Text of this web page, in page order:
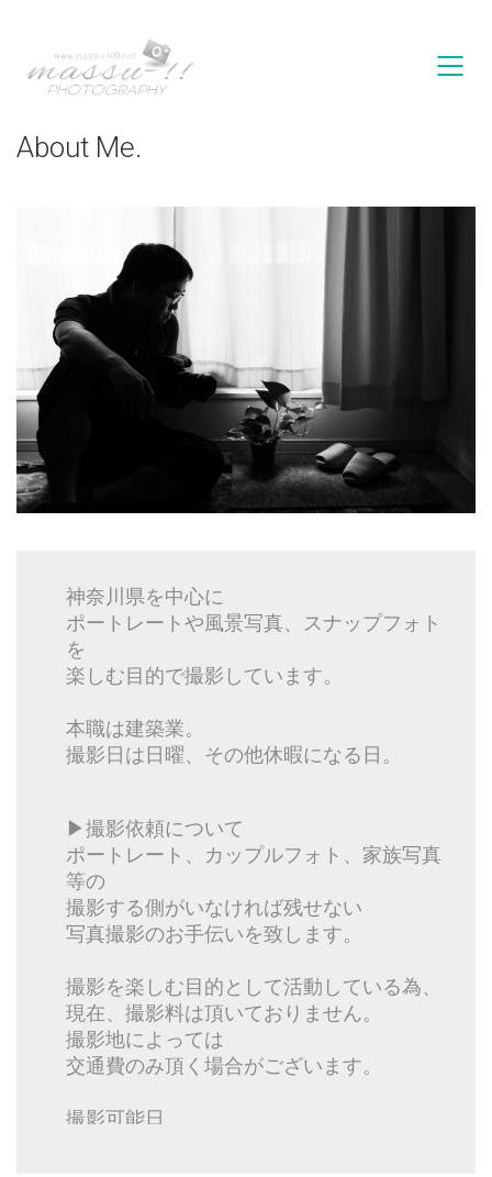
About Me.
神奈川県を中心に
ポートレートや風景写真、スナップフォト
を
楽しむ目的で撮影しています。
本職は建築業。
撮影日は日曜、その他休暇になる日。
▶︎撮影依頼について
ポートレート、カップルフォト、家族写真
等の
撮影する側がいなければ残せない
写真撮影のお手伝いを致します。
撮影を楽しむ目的として活動している為、
現在、撮影料は頂いておりません。
撮影地によっては
交通費のみ頂く場合がございます。
撮影可能日